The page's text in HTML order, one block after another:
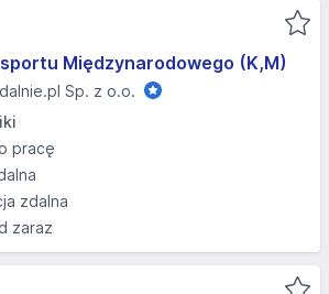
Międzynarodowego (K,M)
Sp. z o.o.
pracę
zdalna
zaraz